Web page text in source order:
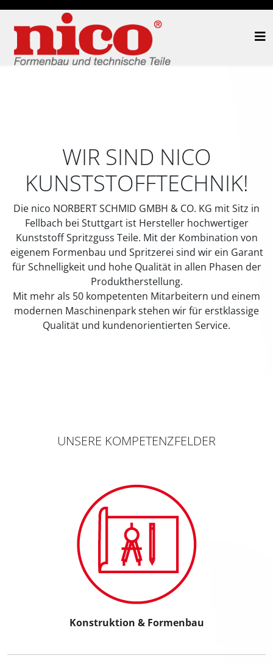
WIR SIND NICO
KUNSTSTOFFTECHNIK!
Die nico NORBERT SCHMID GMBH & CO. KG mit Sitz in
Fellbach bei Stuttgart ist Hersteller hochwertiger
Kunststoff Spritzguss Teile. Mit der Kombination von
eigenem Formenbau und Spritzerei sind wir ein Garant
für Schnelligkeit und hohe Qualität in allen Phasen der
Produktherstellung.
Mit mehr als 50 kompetenten Mitarbeitern und einem
modernen Maschinenpark stehen wir für erstklassige
Qualität und kundenorientierten Service.
UNSERE KOMPETENZFELDER
Konstruktion & Formenbau